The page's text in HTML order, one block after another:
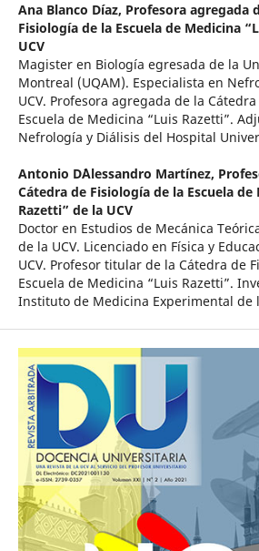
Ana Blanco Díaz, Profesora agregada
Fisiología de la Escuela de Medicina
UCV
Magister en Biología egresada de la
Montreal (UQAM). Especialista en
UCV. Profesora agregada de la
Escuela de Medicina “Luis Razetti”.
Nefrología y Diálisis del Hospital
Antonio D´Alessandro Martínez,
Cátedra de Fisiología de la Escuela de
Razetti” de la UCV
Doctor en Estudios de Mecánica
de la UCV. Licenciado en Física y
UCV. Profesor titular de la Cátedra de
Escuela de Medicina “Luis Razetti”.
Instituto de Medicina Experimental de